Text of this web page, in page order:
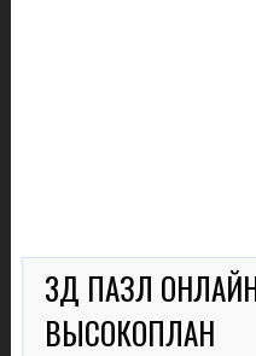
3Д ПАЗЛ
ВЫСОКОПЛАН